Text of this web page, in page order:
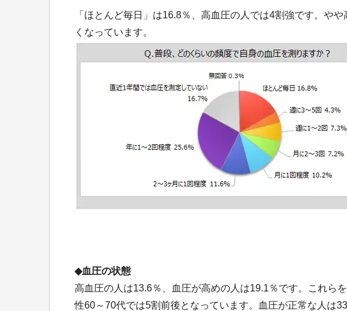
「ほとんど毎日」は16.8％、高血圧の人では4割強です。や
くなっています。
◆血圧の状態
高血圧の人は13.6％、血圧が高めの人は19.1％です。これら
性60～70代では5割前後となっています。血圧が正常な人は